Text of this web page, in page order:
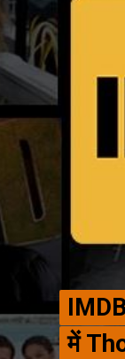
में
में